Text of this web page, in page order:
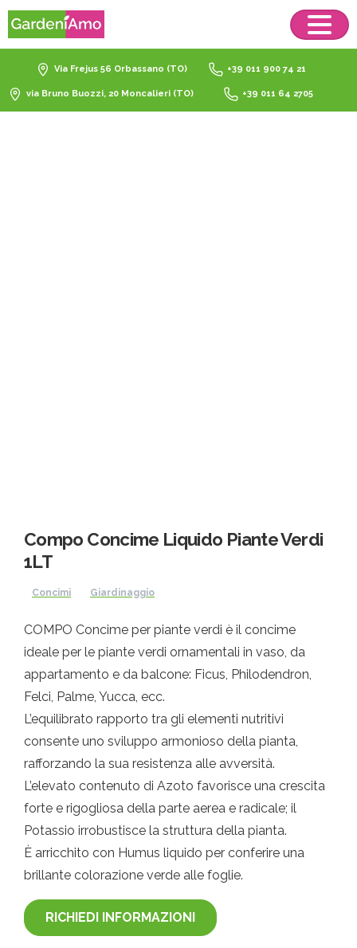
Via Frejus 56 Orbassano (TO) +39 011 900 74 21
via Bruno Buozzi, 20 Moncalieri (TO) +39 011 64 2705
Compo Concime Liquido Piante Verdi
1LT
Concimi Giardinaggio
COMPO Concime per piante verdi è il concime
ideale per le piante verdi ornamentali in vaso, da
appartamento e da balcone: Ficus, Philodendron,
Felci, Palme, Yucca, ecc.
L’equilibrato rapporto tra gli elementi nutritivi
consente uno sviluppo armonioso della pianta,
rafforzando la sua resistenza alle avversità.
L’elevato contenuto di Azoto favorisce una crescita
forte e rigogliosa della parte aerea e radicale; il
Potassio irrobustisce la struttura della pianta.
È arricchito con Humus liquido per conferire una
brillante colorazione verde alle foglie.
RICHIEDI INFORMAZIONI